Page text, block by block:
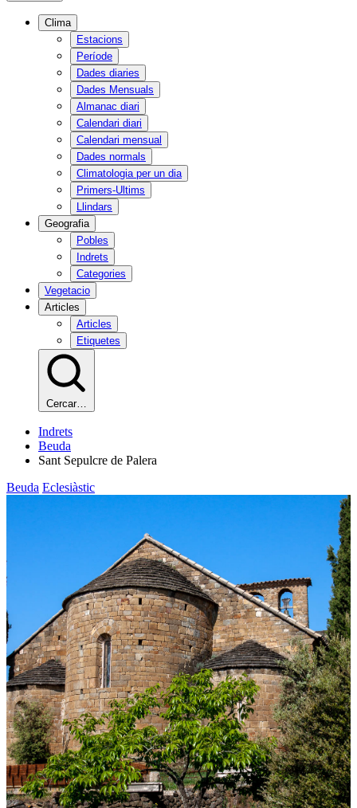
Clima
Estacions
Període
Dades diaries
Dades Mensuals
Almanac diari
Calendari diari
Calendari mensual
Dades normals
Climatologia per un dia
Primers-Ultims
Llindars
Geografia
Pobles
Indrets
Categories
Vegetacio
Articles
Articles
Etiquetes
Cercar…
Indrets
Beuda
Sant Sepulcre de Palera
Beuda Eclesiàstic